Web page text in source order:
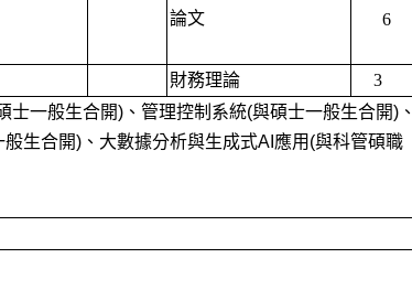
論文
6
財務理論 3
一般生合開)、管理控制系統(與碩士一般生合開)、
生合開)、大數據分析與生成式AI應用(與科管碩職